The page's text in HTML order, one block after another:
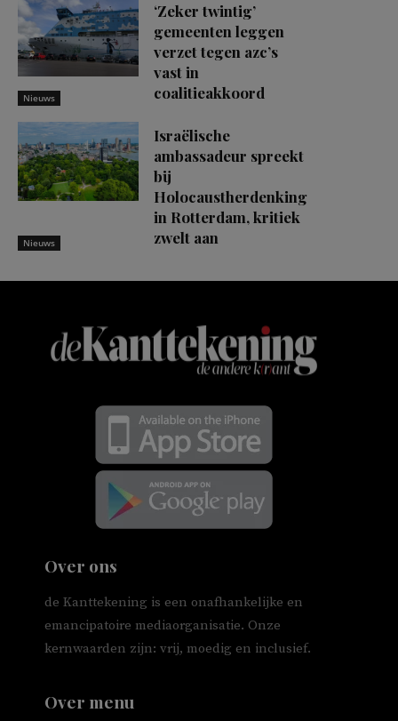
Nieuws
‘Zeker twintig’
gemeenten leggen
verzet tegen azc’s
vast in
coalitieakkoord
Nieuws
Israëlische
ambassadeur spreekt
bij
Holocaustherdenking
in Rotterdam, kritiek
zwelt aan
Over ons
de Kanttekening is een onafhankelijke en
emancipatoire mediaorganisatie. Onze
kernwaarden zijn: vrij, moedig en inclusief.
Over menu